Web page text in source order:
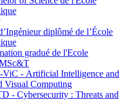
diplômé de l’École
gradué de l'Ecole
- Artificial Intelligence and
Visual Computing
- Cybersecurity : Threats and